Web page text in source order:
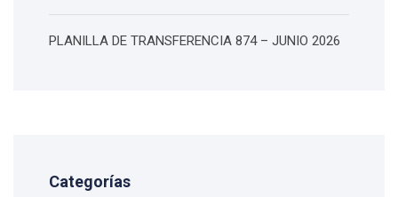
PLANILLA DE TRANSFERENCIA 874 – JUNIO 2026
Categorías